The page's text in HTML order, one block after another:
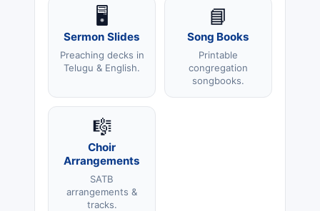
🖥️
Sermon Slides
Preaching decks in
Telugu & English.
📘
Song Books
Printable
congregation
songbooks.
🎼
Choir
Arrangements
SATB
arrangements &
tracks.